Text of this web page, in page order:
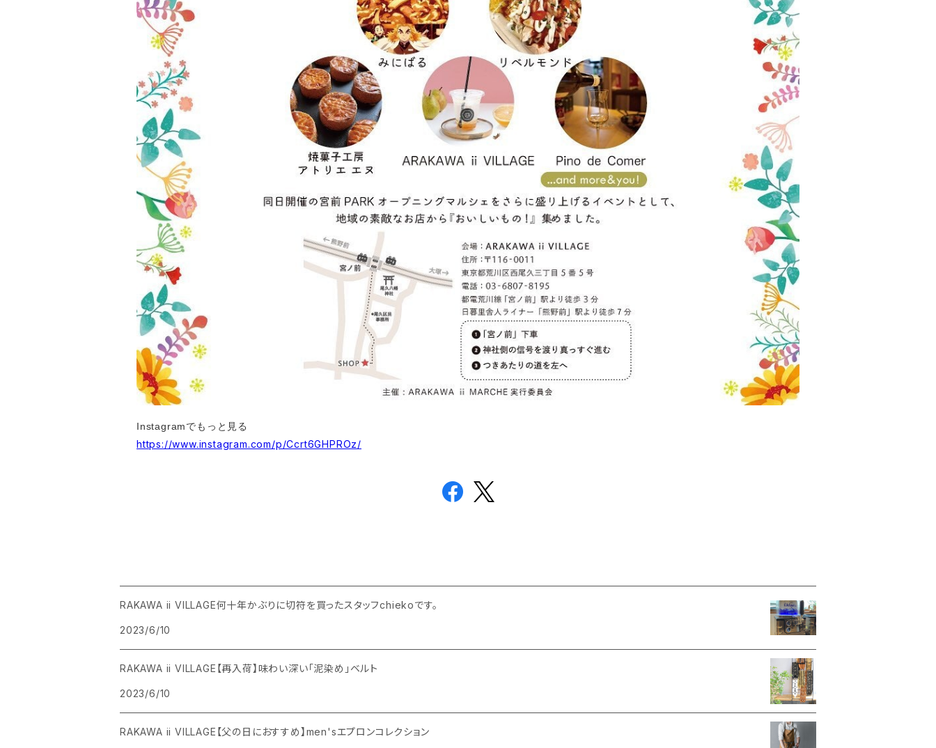
Instagramでもっと見る
https://www.instagram.com/p/Ccrt6GHPROz/
RAKAWA ii VILLAGE何十年かぶりに切符を買ったスタッフchiekoです。
2023/6/10
RAKAWA ii VILLAGE【再入荷】味わい深い「泥染め」ベルト
2023/6/10
RAKAWA ii VILLAGE【父の日におすすめ】men'sエプロンコレクション